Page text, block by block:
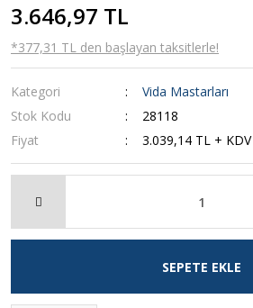
3.646,97 TL
*377,31 TL den başlayan taksitlerle!
Kategori
Vida Mastarları
Stok Kodu
28118
Fiyat
3.039,14 TL + KDV
SEPETE EKLE